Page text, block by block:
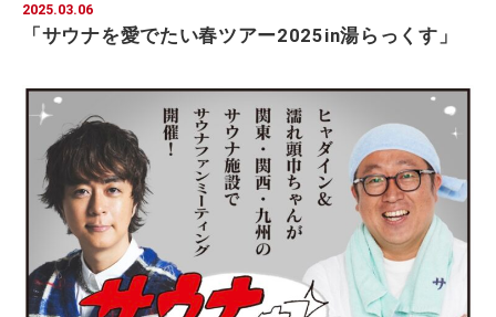
2025.03.06
「サウナを愛でたい春ツアー2025in湯らっくす」